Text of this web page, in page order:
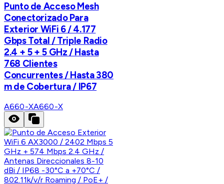
Punto de Acceso Mesh
Conectorizado Para
Exterior WiFi 6 / 4.177
Gbps Total / Triple Radio
2.4 + 5 + 5 GHz / Hasta
768 Clientes
Concurrentes / Hasta 380
m de Cobertura / IP67
A660-XA660-X